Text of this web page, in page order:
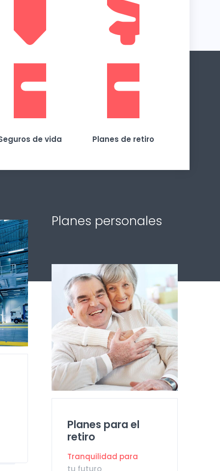
de vida Planes de retiro
Planes personales
Planes para el
retiro
Tranquilidad para
tu futuro